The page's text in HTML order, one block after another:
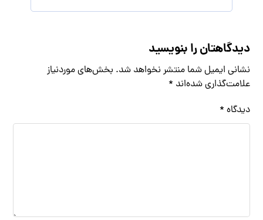
دیدگاهتان را بنویسید
نشانی ایمیل شما منتشر نخواهد شد. بخش‌های موردنیاز
علامت‌گذاری شده‌اند *
دیدگاه *